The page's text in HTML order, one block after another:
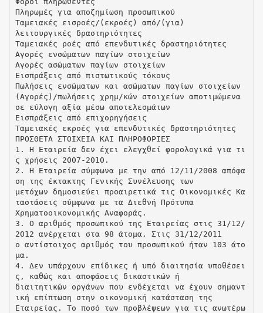
Πληρωμές για αποζημίωση προσωπικού
Ταμειακές εισροές/(εκροές) από/(για)
λειτουργικές δραστηριότητες
Ταμειακές ροές από επενδυτικές δραστηριότητες
Αγορές ενσώματων παγίων στοιχείων
Αγορές ασώματων παγίων στοιχείων
Εισπράξεις από πιστωτικούς τόκους
Πωλήσεις ενσώματων και ασώματων παγίων στοιχείων
(Aγορές)/πωλήσεις χρημ/κών στοιχείων αποτιμώμενα
σε εύλογη αξία μέσω αποτελεσμάτων
Εισπράξεις από επιχορηγήσεις
Ταμειακές εκροές για επενδυτικές δραστηριότητες
ΠΡΟΣΘΕΤΑ ΣΤΟΙΧΕΙΑ ΚΑΙ ΠΛΗΡΟΦΟΡΙΕΣ
1. Η Eταιρεία δεν έχει ελεγχθεί φορολογικά για τι
ς χρήσεις 2007-2010.
2. Η Εταιρεία σύμφωνα με την από 12/11/2008 απόφα
ση της έκτακτης Γενικής Συνέλευσης των
μετόχων δημοσιεύει προαιρετικά τις Οικονομικές Κα
ταστάσεις σύμφωνα με τα Διεθνή Πρότυπα
Χρηματοοικονομικής Αναφοράς.
3. Ο αριθμός προσωπικού της Εταιρείας στις 31/12/
2012 ανέρχεται στα 98 άτομα. Στις 31/12/2011
ο αντίστοιχος αριθμός του προσωπικού ήταν 103 άτο
μα.
4. Δεν υπάρχουν επίδικες ή υπό διαιτησία υποθέσει
ς, καθώς και αποφάσεις δικαστικών ή
διαιτητικών οργάνων που ενδέχεται να έχουν σημαντ
ική επίπτωση στην οικονομική κατάσταση της
Εταιρείας. Το ποσό των προβλέψεων για τις ανωτέρω